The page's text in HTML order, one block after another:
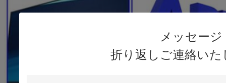
メッセージ
折り返しご連絡いた